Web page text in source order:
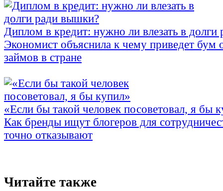
Диплом в кредит: нужно ли влезать в
Экономист объяснила к чему приведет бум
займов в стране
«Если бы такой человек посоветовал, я бы
Как бренды ищут блогеров для
точно отказывают
Читайте также